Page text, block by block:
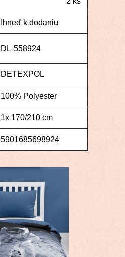
Ihneď k dodaniu
DL-558924
DETEXPOL
100% Polyester
1x 170/210 cm
5901685698924